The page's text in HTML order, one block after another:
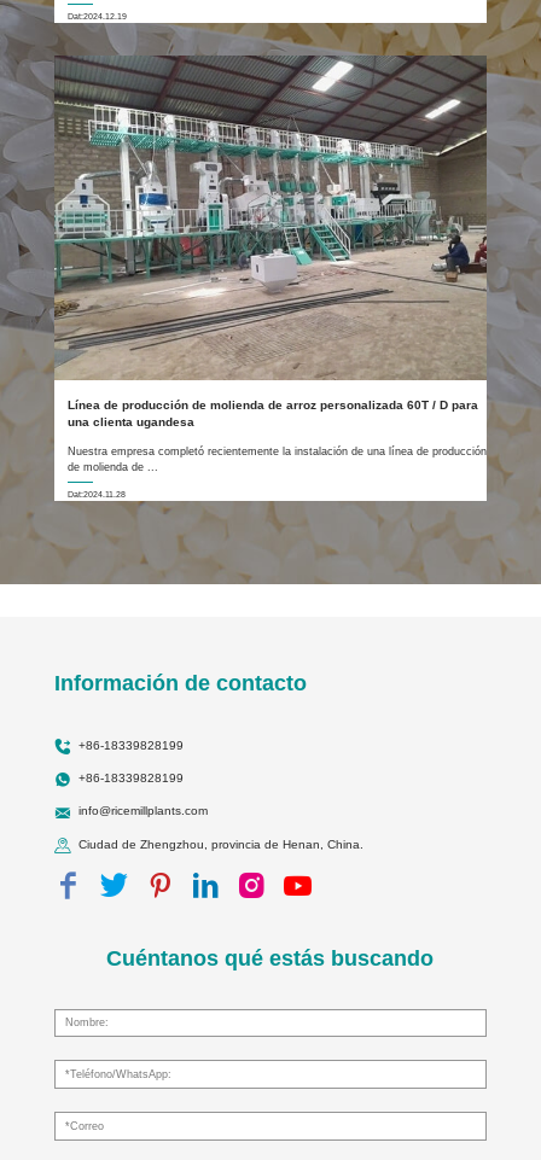
Dat:2024.12.19
Línea de producción de molienda de arroz personalizada 60T / D para
una clienta ugandesa
Nuestra empresa completó recientemente la instalación de una línea de producción
de molienda de ...
Dat:2024.11.28
Información de contacto
+86-18339828199
+86-18339828199
info@ricemillplants.com
Ciudad de Zhengzhou, provincia de Henan, China.
Cuéntanos qué estás buscando